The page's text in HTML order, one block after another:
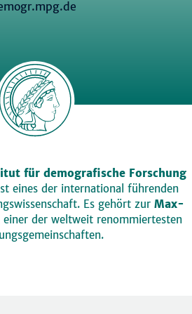
für demografische Forschung
eines der international führenden
Es gehört zur Max-
einer der weltweit renommiertesten